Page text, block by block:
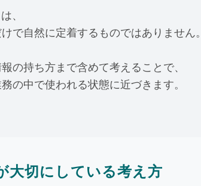
、
で自然に定着するものではありません。
の持ち方まで含めて考えることで、
の中で使われる状態に近づきます。
大切にしている考え方